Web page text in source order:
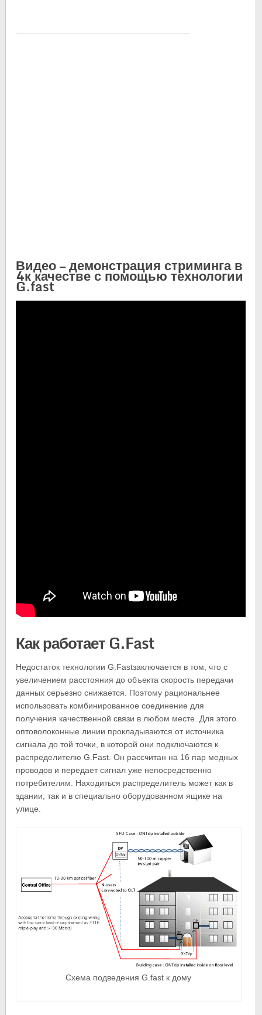
Видео — демонстрация стриминга в
4к качестве с помощью технологии
G.fast
Как работает G.Fast
Недостаток технологии G.Fastзаключается в том, что с
увеличением расстояния до объекта скорость передачи
данных серьезно снижается. Поэтому рациональнее
использовать комбинированное соединение для
получения качественной связи в любом месте. Для этого
оптоволоконные линии прокладываются от источника
сигнала до той точки, в которой они подключаются к
распределителю G.Fast. Он рассчитан на 16 пар медных
проводов и передает сигнал уже непосредственно
потребителям. Находиться распределитель может как в
здании, так и в специально оборудованном ящике на
улице.
Схема подведения G.fast к дому